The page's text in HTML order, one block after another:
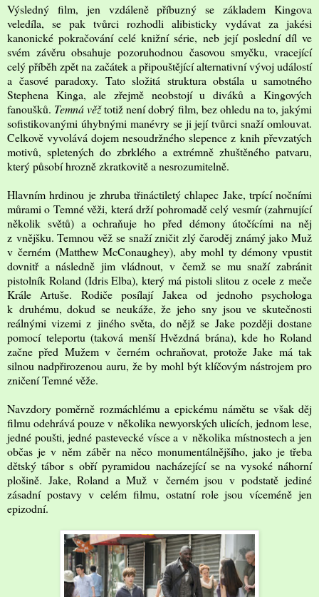
Výsledný film, jen vzdáleně příbuzný se základem Kingova
veledíla, se pak tvůrci rozhodli alibisticky vydávat za jakési
kanonické pokračování celé knižní série, neb její poslední díl ve
svém závěru obsahuje pozoruhodnou časovou smyčku, vracející
celý příběh zpět na začátek a připouštějící alternativní vývoj událostí
a časové paradoxy. Tato složitá struktura obstála u samotného
Stephena Kinga, ale zřejmě neobstojí u diváků a Kingových
fanoušků. Temná věžtotiž není dobrý film, bez ohledu na to, jakými
sofistikovanými úhybnými manévry se ji její tvůrci snaží omlouvat.
Celkově vyvolává dojem nesoudržného slepence z knih převzatých
motivů, spletených do zbrklého a extrémně zhuštěného patvaru,
který působí hrozně zkratkovitě a nesrozumitelně.
Hlavním hrdinou je zhruba třináctiletý chlapec Jake, trpící nočními
můrami o Temné věži, která drží pohromadě celý vesmír (zahrnující
několik světů) a ochraňuje ho před démony útočícími na něj
z vnějšku. Temnou věž se snaží zničit zlý čaroděj známý jako Muž
v černém (Matthew McConaughey), aby mohl ty démony vpustit
dovnitř a následně jim vládnout, v čemž se mu snaží zabránit
pistolník Roland (Idris Elba), který má pistoli slitou z ocele z meče
Krále Artuše. Rodiče posílají Jakea od jednoho psychologa
k druhému, dokud se neukáže, že jeho sny jsou ve skutečnosti
reálnými vizemi z jiného světa, do nějž se Jake později dostane
pomocí teleportu (taková menší Hvězdná brána), kde ho Roland
začne před Mužem v černém ochraňovat, protože Jake má tak
silnou nadpřirozenou auru, že by mohl být klíčovým nástrojem pro
zničení Temné věže.
Navzdory poměrně rozmáchlému a epickému námětu se však děj
filmu odehrává pouze v několika newyorských ulicích, jednom lese,
jedné poušti, jedné pastevecké vísce a v několika místnostech a jen
občas je v něm záběr na něco monumentálnějšího, jako je třeba
dětský tábor s obří pyramidou nacházející se na vysoké náhorní
plošině. Jake, Roland a Muž v černém jsou v podstatě jediné
zásadní postavy v celém filmu, ostatní role jsou víceméně jen
epizodní.